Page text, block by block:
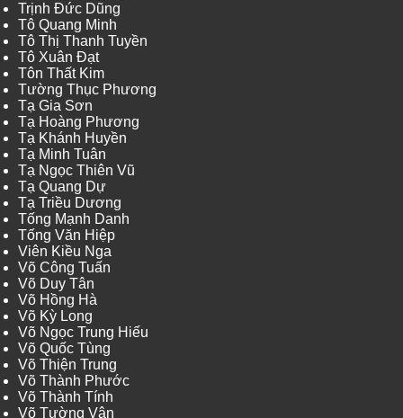
Trịnh Đức Dũng
Tô Quang Minh
Tô Thị Thanh Tuyền
Tô Xuân Đạt
Tôn Thất Kim
Tường Thục Phương
Tạ Gia Sơn
Tạ Hoàng Phương
Tạ Khánh Huyền
Tạ Minh Tuân
Tạ Ngọc Thiên Vũ
Tạ Quang Dự
Tạ Triều Dương
Tống Mạnh Danh
Tống Văn Hiệp
Viên Kiều Nga
Võ Công Tuấn
Võ Duy Tân
Võ Hồng Hà
Võ Kỳ Long
Võ Ngọc Trung Hiếu
Võ Quốc Tùng
Võ Thiện Trung
Võ Thành Phước
Võ Thành Tính
Võ Tường Vân